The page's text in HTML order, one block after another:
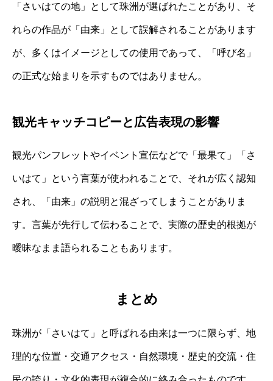
「さいはての地」として珠洲が選ばれたことがあり、そ
れらの作品が「由来」として誤解されることがあります
が、多くはイメージとしての使用であって、「呼び名」
の正式な始まりを示すものではありません。
観光キャッチコピーと広告表現の影響
観光パンフレットやイベント宣伝などで「最果て」「さ
いはて」という言葉が使われることで、それが広く認知
され、「由来」の説明と混ざってしまうことがありま
す。言葉が先行して伝わることで、実際の歴史的根拠が
曖昧なまま語られることもあります。
まとめ
珠洲が「さいはて」と呼ばれる由来は一つに限らず、地
理的な位置・交通アクセス・自然環境・歴史的交流・住